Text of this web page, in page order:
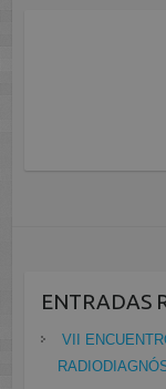
ENTRADAS
VII